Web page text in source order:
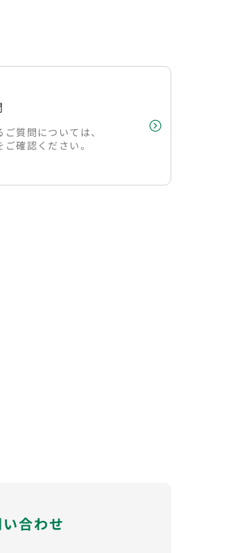
質問については、
確認ください。
合わせ